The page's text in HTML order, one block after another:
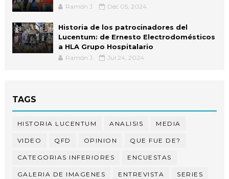
Ramón J. Dec 05, 2024
Historia de los patrocinadores del
Lucentum: de Ernesto Electrodomésticos
a HLA Grupo Hospitalario
Ramón J. Jul 24, 2024
TAGS
HISTORIA LUCENTUM ANALISIS MEDIA
VIDEO QFD OPINION QUE FUE DE?
CATEGORIAS INFERIORES ENCUESTAS
GALERIA DE IMAGENES ENTREVISTA SERIES